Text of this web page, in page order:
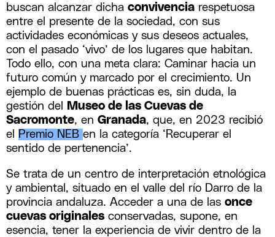
buscan alcanzar dicha convivenciarespetuosa
entre el presente de la sociedad, con sus
actividades económicas y sus deseos actuales,
con el pasado ‘vivo’ de los lugares que habitan.
Todo ello, con una meta clara: Caminar hacia un
futuro común y marcado por el crecimiento. Un
ejemplo de buenas prácticas es, sin duda, la
gestión del
Museo de las Cuevas de
Sacromonte, en Granada, que, en 2023 recibió
el
Premio NEB en la categoría ‘Recuperar el
sentido de pertenencia’.
Se trata de un centro de interpretación etnológica
y ambiental, situado en el valle del río Darro de la
provincia andaluza. Acceder a una de las once
cuevas originalesconservadas, supone, en
esencia, tener la experiencia de vivir dentro de la